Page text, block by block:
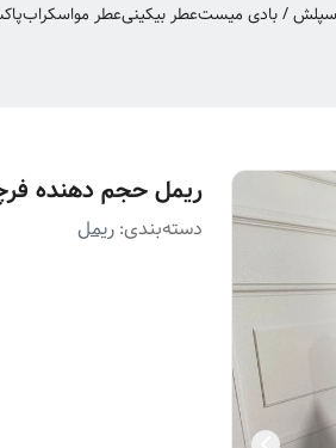
/ بادی میستعطر بیکینیعطر مواسکراب
ریمل حجم دهنده
دسته‌بندی: ریمل